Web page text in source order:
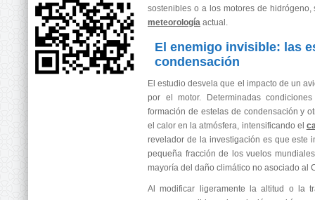
sostenibles o a los motores de
meteorología actual.
El enemigo invisible: las
condensación
El estudio desvela que el impacto de un
por el motor. Determinadas
formación de estelas de condensación y
el calor en la atmósfera, intensificando el
revelador de la investigación es que este
pequeña fracción de los vuelos
mayoría del daño climático no asociado al
Al modificar ligeramente la altitud o la